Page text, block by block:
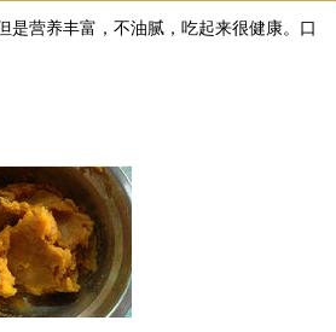
是营养丰富，不油腻，吃起来很健康。口